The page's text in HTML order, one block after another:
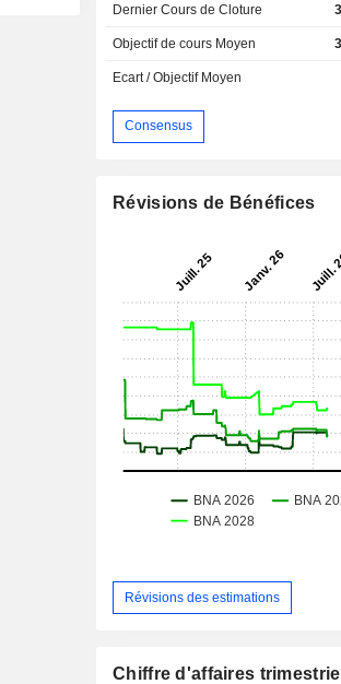
Dernier Cours de Cloture
Objectif de cours Moyen
Ecart / Objectif Moyen
Consensus
Révisions de Bénéfices
Révisions des estimations
Chiffre d'affaires